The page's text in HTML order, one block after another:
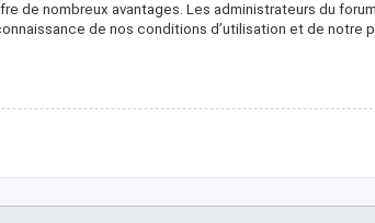
de nombreux avantages. Les administrateurs du
de nos conditions d’utilisation et de